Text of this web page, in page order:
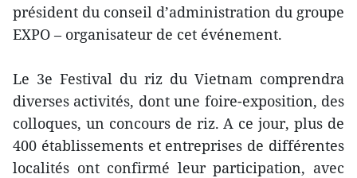
président du conseil d’administration du groupe
EXPO – organisateur de cet événement.
Le 3e Festival du riz du Vietnam comprendra
diverses activités, dont une foire-exposition, des
colloques, un concours de riz. A ce jour, plus de
400 établissements et entreprises de différentes
localités ont confirmé leur participation, avec